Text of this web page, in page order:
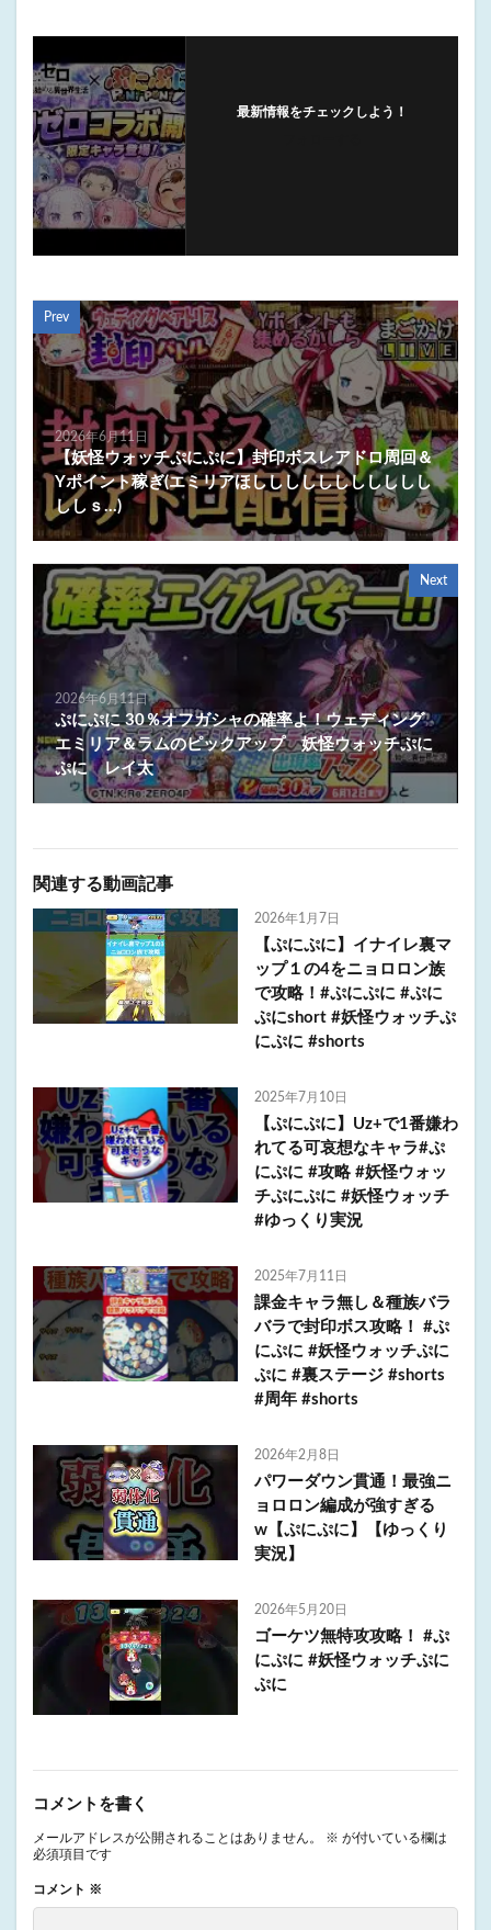
最新情報をチェックしよう！
Prev
2026年6月11日
【妖怪ウォッチぷにぷに】封印ボスレアドロ周回＆
Yポイント稼ぎ(エミリアほししししししししししし
ししｓ…)
Next
2026年6月11日
ぷにぷに 30％オフガシャの確率よ！ウェディング
エミリア＆ラムのピックアップ 妖怪ウォッチぷに
ぷに レイ太
関連する動画記事
2026年1月7日
【ぷにぷに】イナイレ裏マ
ップ１の4をニョロロン族
で攻略！#ぷにぷに #ぷに
ぷにshort #妖怪ウォッチぷ
にぷに #shorts
2025年7月10日
【ぷにぷに】Uz+で1番嫌わ
れてる可哀想なキャラ#ぷ
にぷに #攻略 #妖怪ウォッ
チぷにぷに #妖怪ウォッチ
#ゆっくり実況
2025年7月11日
課金キャラ無し＆種族バラ
バラで封印ボス攻略！ #ぷ
にぷに #妖怪ウォッチぷに
ぷに #裏ステージ #shorts
#周年 #shorts
2026年2月8日
パワーダウン貫通！最強ニ
ョロロン編成が強すぎる
w【ぷにぷに】【ゆっくり
実況】
2026年5月20日
ゴーケツ無特攻攻略！ #ぷ
にぷに #妖怪ウォッチぷに
ぷに
コメントを書く
メールアドレスが公開されることはありません。 ※ が付いている欄は
必須項目です
コメント ※